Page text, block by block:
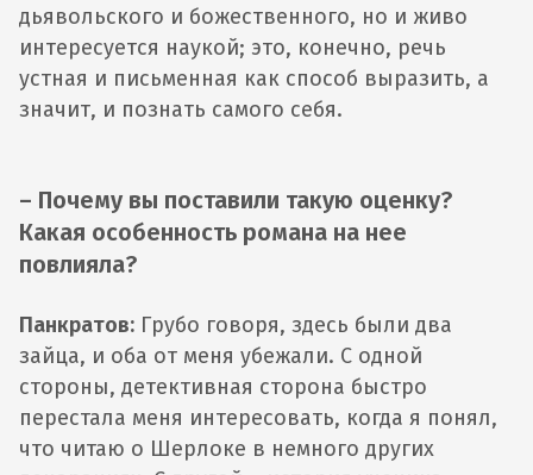
дьявольского и божественного, но и живо
интересуется наукой; это, конечно, речь
устная и письменная как способ выразить, а
значит, и познать самого себя.
– Почему вы поставили такую оценку?
Какая особенность романа на нее
повлияла?
Панкратов: Грубо говоря, здесь были два
зайца, и оба от меня убежали. С одной
стороны, детективная сторона быстро
перестала меня интересовать, когда я понял,
что читаю о Шерлоке в немного других